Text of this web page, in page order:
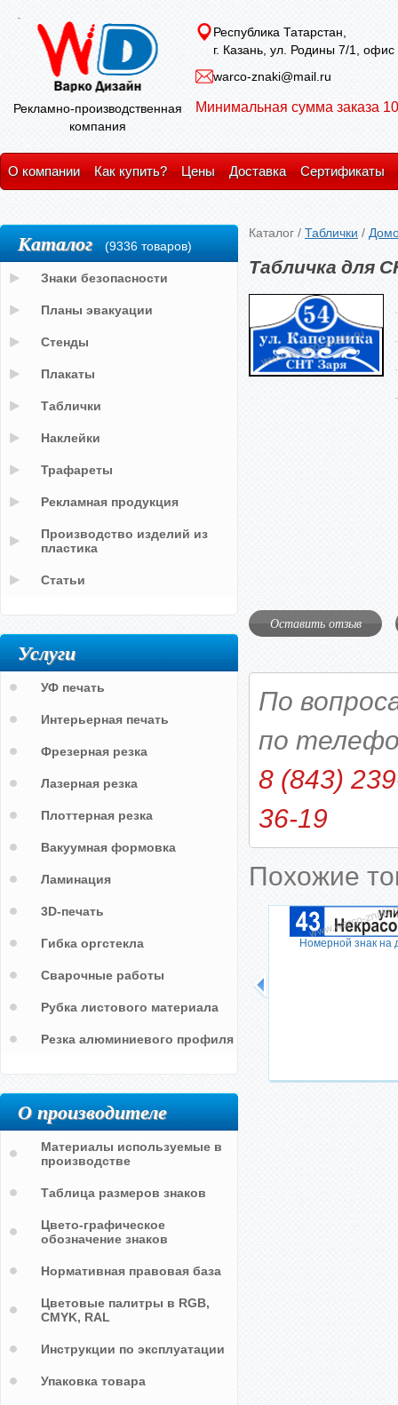
Рекламно-производственная
компания
Республика Татарстан,
г. Казань, ул. Родины 7/1, офис
warco-znaki@mail.ru
Минимальная сумма заказа
О компании Как купить? Цены Доставка Сертификаты
Каталог / Таблички /
Табличка для
Оставить отзыв
По
по
8 (843)
36-19
Похожие
Номерной знак на
Каталог (9336 товаров)
Знаки безопасности
Планы эвакуации
Стенды
Плакаты
Таблички
Наклейки
Трафареты
Рекламная продукция
Производство изделий из
пластика
Статьи
Услуги
УФ печать
Интерьерная печать
Фрезерная резка
Лазерная резка
Плоттерная резка
Вакуумная формовка
Ламинация
3D-печать
Гибка оргстекла
Сварочные работы
Рубка листового материала
Резка алюминиевого профиля
О производителе
Материалы используемые в
производстве
Таблица размеров знаков
Цвето-графическое
обозначение знаков
Нормативная правовая база
Цветовые палитры в RGB,
CMYK, RAL
Инструкции по эксплуатации
Упаковка товара